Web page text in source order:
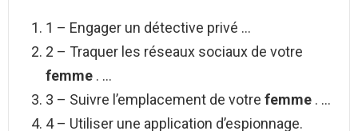
1 – Engager un détective privé …
2 – Traquer les réseaux sociaux de votre
femme . …
3 – Suivre l’emplacement de votre femme . …
4 – Utiliser une application d’espionnage.